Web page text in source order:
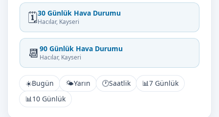
🗓️30 Günlük Hava Durumu
Hacılar, Kayseri
📆 90 Günlük Hava Durumu
Hacılar, Kayseri
☀️Bugün 🌤️Yarın 🕐Saatlik 📊7 Günlük
📊10 Günlük